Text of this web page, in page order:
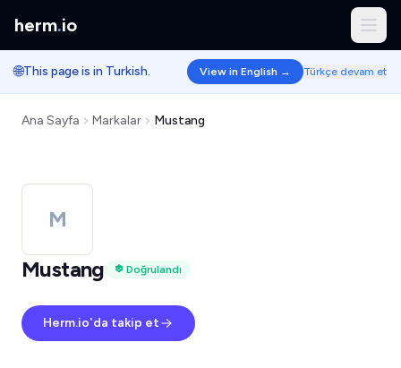
herm.io
🌐This page is in Turkish. View in English → Türkçe devam et
Ana Sayfa Markalar Mustang
M
Mustang
Doğrulandı
Herm.io'da takip et